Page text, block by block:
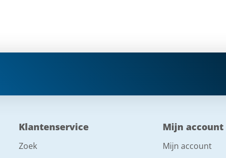
Klantenservice
Zoek
Mijn account
Mijn account